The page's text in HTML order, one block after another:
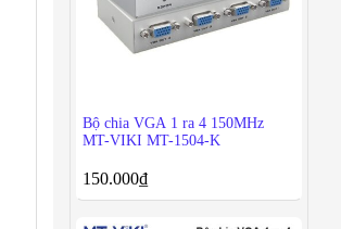
Bộ chia VGA 1 ra 4 150MHz
MT-VIKI MT-1504-K
150.000₫